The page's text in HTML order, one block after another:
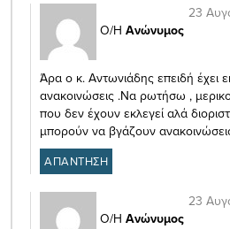
Ο/Η Ανώνυμος
23
Άρα ο κ. Αντωνιάδης επειδή έχει
ανακοινώσεις .Να ρωτήσω ,
που δεν έχουν εκλεγεί αλά
μπορούν να βγάζουν
ΑΠΑΝΤΗΣΗ
Ο/Η Ανώνυμος
23